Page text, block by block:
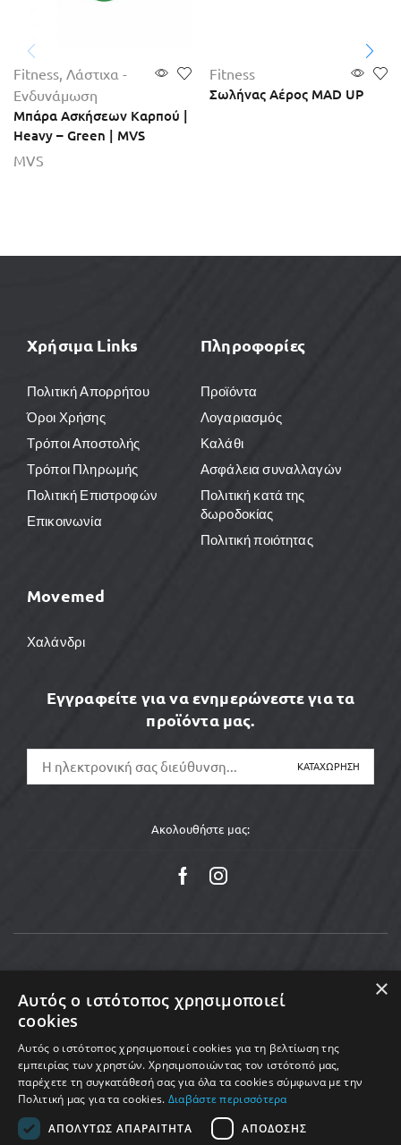
Fitness Λάστιχα -
Ενδυνάμωση
Μπάρα Ασκήσεων Καρπού |
Heavy – Green | MVS
MVS
Fitness
Σωλήνας Αέρος MAD UP
Χρήσιμα Links
Πολιτική Απορρήτου
Όροι Χρήσης
Τρόποι Αποστολής
Τρόποι Πληρωμής
Πολιτική Επιστροφών
Επικοινωνία
Πληροφορίες
Προϊόντα
Λογαριασμός
Καλάθι
Ασφάλεια συναλλαγών
Πολιτική κατά της
δωροδοκίας
Πολιτική ποιότητας
Movemed
Χαλάνδρι
Εγγραφείτε για να ενημερώνεστε για τα
προϊόντα μας.
Ακολουθήστε μας:
Copyright © 2025 MoveMed. Made by enigmart
×
Αυτός ο ιστότοπος χρησιμοποιεί
cookies
Αυτός ο ιστότοπος χρησιμοποιεί cookies για τη βελτίωση της
εμπειρίας των χρηστών. Χρησιμοποιώντας τον ιστότοπό μας,
παρέχετε τη συγκατάθεσή σας για όλα τα cookies σύμφωνα με την
Πολιτική μας για τα cookies. Διαβάστε περισσότερα
ΑΠΟΛΎΤΩΣ ΑΠΑΡΑΊΤΗΤΑ
ΑΠΌΔΟΣΗΣ